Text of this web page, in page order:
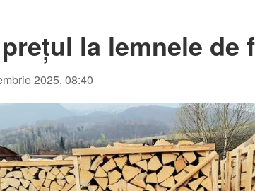
la lemnele de
2025, 08:40